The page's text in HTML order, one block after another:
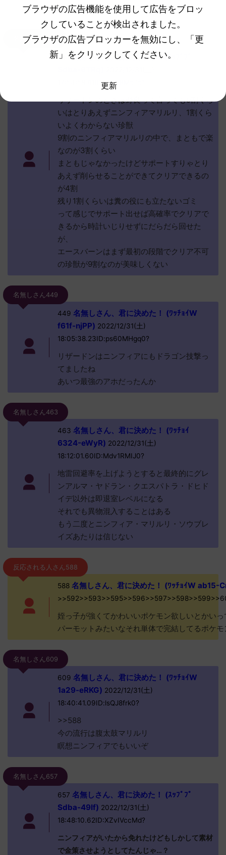
じゃあニンフィアかブラッキー使いますね
名無しさん414
414名無しさん、君に決めた！ (ｽｯﾌﾟﾌﾟ
17:54:58.61ID:pbKtBMdJd?
リザードンのときは野良って言っても9割くら
いはとりあえずニンフィアマリルリ、1割くら
いよくわからない珍獣
9割のニンフィアマリルリの中で、まともで楽
なのが3割くらい
まともじゃなかったけどサポートすりゃとり
あえず削らせることができてクリアできるの
が4割
残り1割くらいは糞の役にも立たないゴミ
って感じでサポート出せば高確率でクリアで
きるから時計いじりせずにだらだら回せた
が、
エースバーンはまず最初の段階でクリア不可
の珍獣が9割なのが美味しくない
名無しさん449
449 名無しさん、君に決めた！ (ﾜｯﾁｮｲW
f61f-njPP) 2022/12/31(土)
18:05:38.23ID:ps60MHgq0?
リザードンはニンフィアにもドラゴン技撃っ
てましたね
あいつ最強のアホだったんか
名無しさん463
463 名無しさん、君に決めた！ (ﾜｯﾁｮｲ
6324-eWyR) 2022/12/31(土)
18:12:01.60ID:Mdv1RMIJ0?
地雷回避率を上げようとすると最終的にグレ
ンアルマ・ヤドラン・クエスパトラ・ドヒド
イデ以外は即退室レベルになる
それでも異物混入することはある
もう二度とニンフィア・マリルリ・ソウブレ
イズあたりは信じない
反応される人さん588
588名無しさん、君に決めた！ (ﾜｯﾁｮｲW ab15-
姪っ子が強くてかわいいポケモン欲しいとかい
パーモットみたいなそれ単体で完結してるポケ
名無しさん609
609 名無しさん、君に決めた！ (ﾜｯﾁｮｲW
1a29-eRKG) 2022/12/31(土)
18:40:41.09ID:lsQJ8frk0?
>>588
今の流行は腹太鼓マリルリ
瞑想ニンフィアでもいいぞ
名無しさん657
657 名無しさん、君に決めた！ (ｽｯﾌﾟﾌﾟ
Sdba-49If) 2022/12/31(土)
18:48:10.62ID:XZvIVccMd?
ニンフィアがいたから免れたけどもしかして素材
で金策させようとしてたんじゃ…？
ブラウザの広告機能を使用して広告をブロッ
クしていることが検出されました。
ブラウザの広告ブロッカーを無効にし、「更
新」をクリックしてください。
更新